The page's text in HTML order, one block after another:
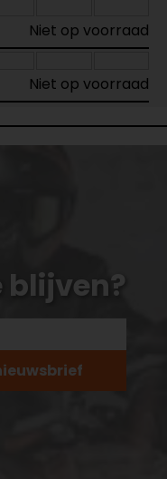
Niet op voorraad
Niet op voorraad
blijven?